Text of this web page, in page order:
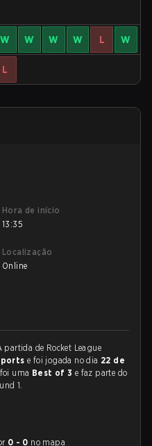
W W W W L W
L
Hora de início
13:35
Localização
Online
partida de Rocket League
e foi jogada no dia 22 de
uma Best of 3 e faz parte do
1.
0 - 0 no mapa